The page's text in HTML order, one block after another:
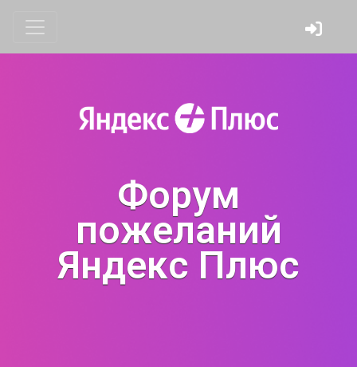
Форум
пожеланий
Яндекс Плюс